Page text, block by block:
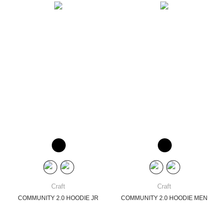
Craft
COMMUNITY 2.0 HOODIE JR
Craft
COMMUNITY 2.0 HOODIE MEN